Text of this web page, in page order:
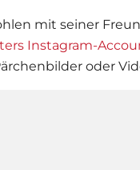
mit seiner
Instagram-
oder